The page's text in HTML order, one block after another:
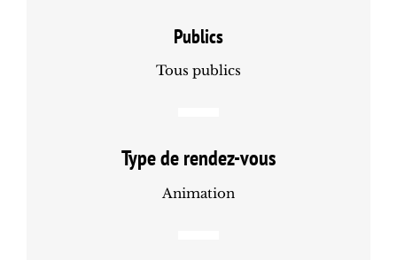
Publics
Tous publics
Type de rendez-vous
Animation